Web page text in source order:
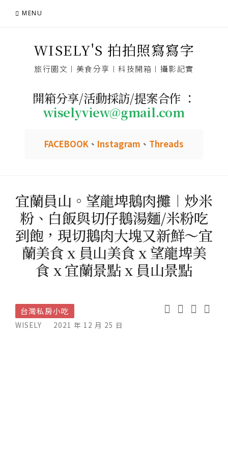
MENU
WISELY'S 拍拍照寫寫字
旅行圖文︱美食分享︱科技開箱︱攝影記實
開箱分享/活動採訪/提案合作 ：
wiselyview@gmail.com
FACEBOOK 、 Instagram 、 Threads
宜蘭員山。望龍埤鵝肉攤︱炒米
粉、白飯與切仔鵝湯麵/米粉吃
到飽，現切鵝肉大塊又新鮮～宜
蘭美食 x 員山美食 x 望龍埤美
食 x 宜蘭景點 x 員山景點
台灣私房小吃
WISELY 2021 年 12 月 25 日